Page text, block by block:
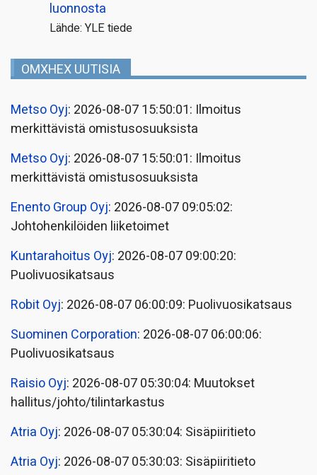
luonnosta
Lähde: YLE tiede
OMXHEX UUTISIA
Metso Oyj: 2026-08-07 15:50:01: Ilmoitus
merkittävistä omistusosuuksista
Metso Oyj: 2026-08-07 15:50:01: Ilmoitus
merkittävistä omistusosuuksista
Enento Group Oyj: 2026-08-07 09:05:02:
Johtohenkilöiden liiketoimet
Kuntarahoitus Oyj: 2026-08-07 09:00:20:
Puolivuosikatsaus
Robit Oyj: 2026-08-07 06:00:09: Puolivuosikatsaus
Suominen Corporation: 2026-08-07 06:00:06:
Puolivuosikatsaus
Raisio Oyj: 2026-08-07 05:30:04: Muutokset
hallitus/johto/tilintarkastus
Atria Oyj: 2026-08-07 05:30:04: Sisäpiiritieto
Atria Oyj: 2026-08-07 05:30:03: Sisäpiiritieto